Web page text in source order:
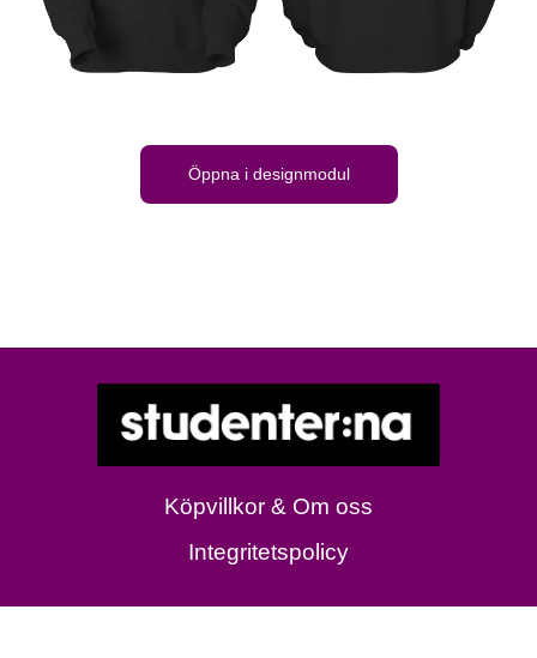
Öppna i designmodul
Köpvillkor & Om oss
Integritetspolicy